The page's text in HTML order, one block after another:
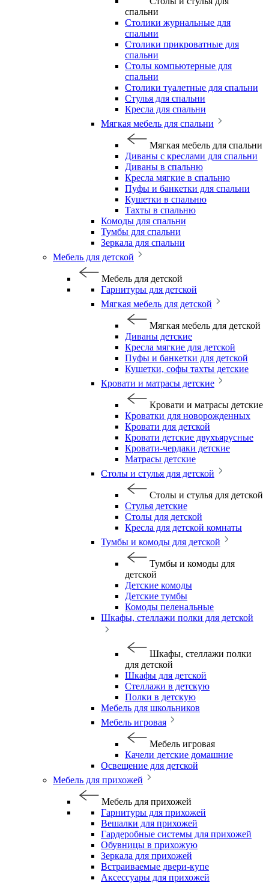
спальни
Столики журнальные для
спальни
Столики прикроватные для
спальни
Столы компьютерные для
спальни
Столики туалетные для спальни
Стулья для спальни
Кресла для спальни
Мягкая мебель для спальни
Мягкая мебель для спальни
Диваны с креслами для спальни
Диваны в спальню
Кресла мягкие в спальню
Пуфы и банкетки для спальни
Кушетки в спальню
Тахты в спальню
Комоды для спальни
Тумбы для спальни
Зеркала для спальни
Мебель для детской
Мебель для детской
Гарнитуры для детской
Мягкая мебель для детской
Мягкая мебель для детской
Диваны детские
Кресла мягкие для детской
Пуфы и банкетки для детской
Кушетки, софы тахты детские
Кровати и матрасы детские
Кровати и матрасы детские
Кроватки для новорожденных
Кровати для детской
Кровати детские двухъярусные
Кровати-чердаки детские
Матрасы детские
Столы и стулья для детской
Столы и стулья для детской
Стулья детские
Столы для детской
Кресла для детской комнаты
Тумбы и комоды для детской
Тумбы и комоды для
детской
Детские комоды
Детские тумбы
Комоды пеленальные
Шкафы, стеллажи полки для детской
Шкафы, стеллажи полки
для детской
Шкафы для детской
Стеллажи в детскую
Полки в детскую
Мебель для школьников
Мебель игровая
Мебель игровая
Качели детские домашние
Освещение для детской
Мебель для прихожей
Мебель для прихожей
Гарнитуры для прихожей
Вешалки для прихожей
Гардеробные системы для прихожей
Обувницы в прихожую
Зеркала для прихожей
Встраиваемые двери-купе
Аксессуары для прихожей